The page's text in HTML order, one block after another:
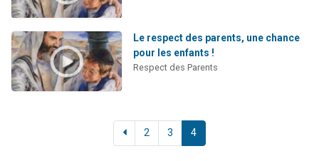
Le respect des parents, une chance
pour les enfants !
Respect des Parents
2 3 4